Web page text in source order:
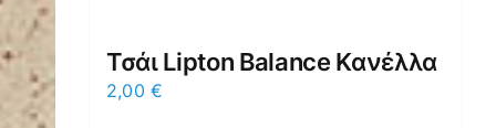
Τσάι Lipton Balance Κανέλλα
2,00€